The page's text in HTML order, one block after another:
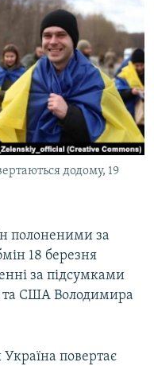
додому, 19
полоненими за
18 березня
за підсумками
та США Володимира
повертає